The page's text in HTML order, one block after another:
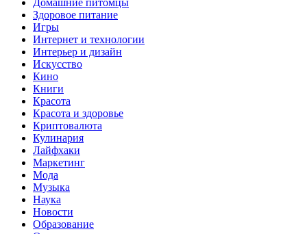
Домашние питомцы
Здоровое питание
Игры
Интернет и технологии
Интерьер и дизайн
Искусство
Кино
Книги
Красота
Красота и здоровье
Криптовалюта
Кулинария
Лайфхаки
Маркетинг
Мода
Музыка
Наука
Новости
Образование